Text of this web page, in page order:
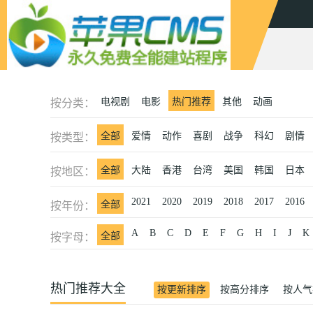
按分类： 电视剧 电影 热门推荐 其他 动画
按类型： 全部 爱情 动作 喜剧 战争 科幻 剧情
按地区： 全部 大陆 香港 台湾 美国 韩国 日本
按年份： 全部 2021 2020 2019 2018 2017 2016
按字母： 全部 A B C D E F G H I J K
热门推荐大全 按更新排序 按高分排序 按人